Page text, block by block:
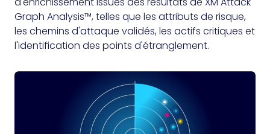
Graph Analysis™, telles que les attributs de risque,
les chemins d'attaque validés, les actifs critiques et
l'identification des points d'étranglement.